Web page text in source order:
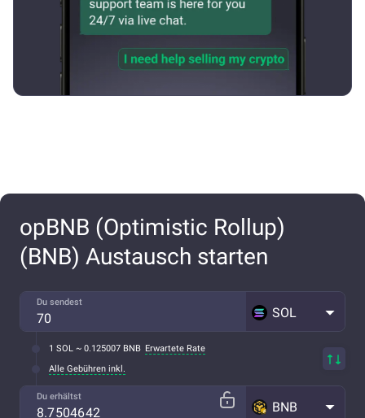
opBNB (Optimistic Rollup)
(BNB) Austausch starten
Du sendest
SOL
1 SOL ~ 0.125007 BNB Erwartete Rate
Alle Gebühren inkl.
Du erhältst
BNB